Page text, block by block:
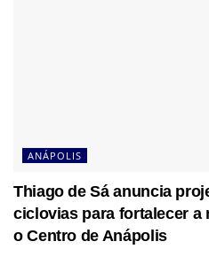
ANÁPOLIS
Thiago de Sá anuncia
ciclovias para fortalecer a
o Centro de Anápolis